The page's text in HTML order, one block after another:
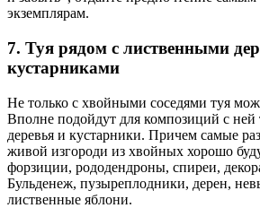
экземплярам.
7. Туя рядом с лиственными
кустарниками
Не только с хвойными соседями туя
Вполне подойдут для композиций с ней
деревья и кустарники. Причем самые
живой изгороди из хвойных хорошо
форзиции, рододендроны, спиреи,
Бульденеж, пузыреплодники, дерен,
лиственные яблони.